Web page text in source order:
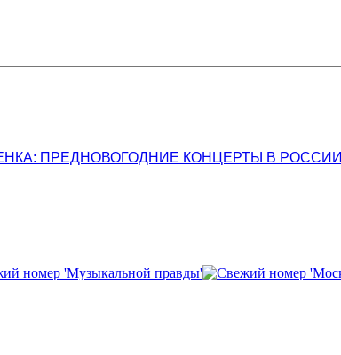
ПРЕДНОВОГОДНИЕ КОНЦЕРТЫ В РОССИИ